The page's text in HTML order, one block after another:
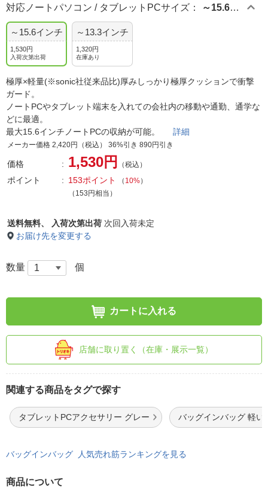
対応ノートパソコン / タブレットPCサイズ ：
～15.6イ
ンチ
～15.6インチ
1,530円
入荷次第出荷
～13.3インチ
1,320円
在庫あり
極厚×軽量(※sonic社従来品比)厚みしっかり極厚クッションで衝撃
ガード。
ノートPCやタブレット端末を入れての会社内の移動や通勤、通学な
どに最適。
最大15.6インチノートPCの収納が可能。 詳細
メーカー価格 2,420円（税込） 36%引き 890円引き
価格 1,530円 （税込）
ポイント 153ポイント （ 10%）
（153円相当）
送料無料、 入荷次第出荷 次回入荷未定
お届け先を変更する
数量 個
カートに入れる
店舗に取り置く（在庫・展示一覧）
関連する商品をタグで探す
タブレットPCアクセサリー グレー バッグインバッグ 軽い
バッグインバッグ 人気売れ筋ランキングを見る
商品について